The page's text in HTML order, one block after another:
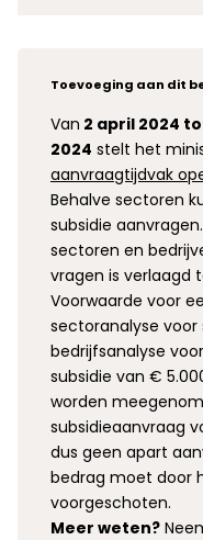
Toevoeging aan dit
Van 2 april 2024
2024 stelt het
aanvraagtijdvak
Behalve sectoren
subsidie
sectoren en
vragen is verlaagd
Voorwaarde voor
sectoranalyse
bedrijfsanalyse
subsidie van €
worden
subsidieaanvraag
dus geen apart
bedrag moet door
voorgeschoten.
Meer weten?